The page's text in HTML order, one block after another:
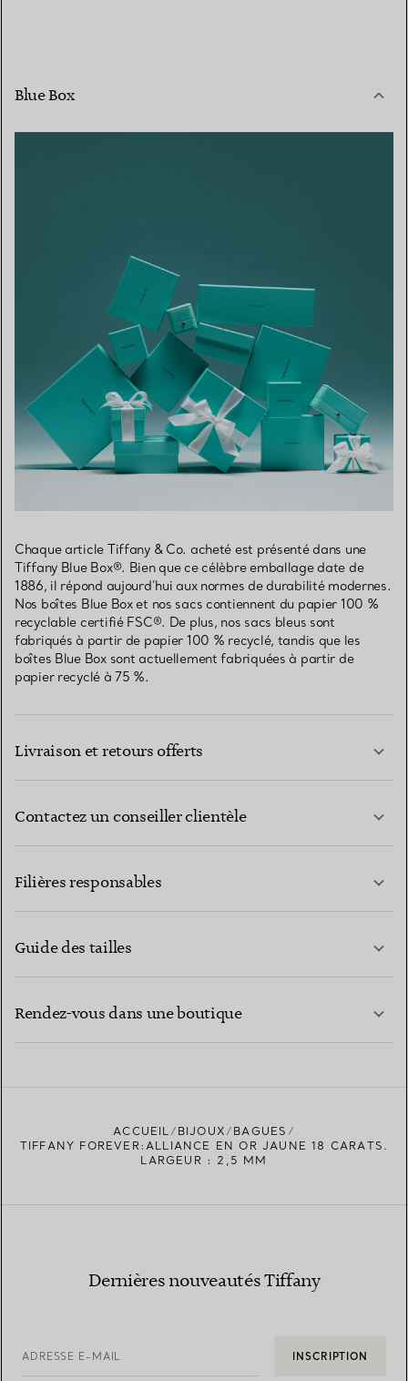
Blue Box
Chaque article Tiffany & Co. acheté est présenté dans une
Tiffany Blue Box®. Bien que ce célèbre emballage date de
1886, il répond aujourd’hui aux normes de durabilité modernes.
Nos boîtes Blue Box et nos sacs contiennent du papier 100 %
recyclable certifié FSC®. De plus, nos sacs bleus sont
fabriqués à partir de papier 100 % recyclé, tandis que les
boîtes Blue Box sont actuellement fabriquées à partir de
papier recyclé à 75 %.
Livraison et retours offerts
Contactez un conseiller clientèle
Filières responsables
Guide des tailles
Rendez-vous dans une boutique
TROUVEZ LA BOUTIQUE LA PLUS PROCHE
ACCUEIL BIJOUX
BAGUES
TIFFANY FOREVER:ALLIANCE EN OR JAUNE 18 CARATS.
LARGEUR : 2,5 MM
Dernières nouveautés Tiffany
ADRESSE E-MAIL INSCRIPTION